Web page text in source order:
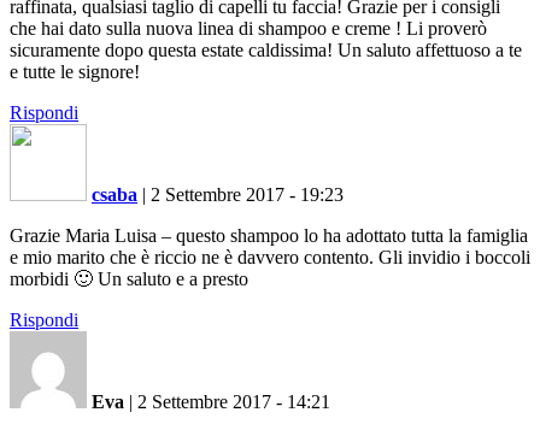
raffinata, qualsiasi taglio di capelli tu faccia! Grazie per i consigli
che hai dato sulla nuova linea di shampoo e creme ! Li proverò
sicuramente dopo questa estate caldissima! Un saluto affettuoso a te
e tutte le signore!
Rispondi
csaba | 2 Settembre 2017 - 19:23
Grazie Maria Luisa – questo shampoo lo ha adottato tutta la famiglia
e mio marito che è riccio ne è davvero contento. Gli invidio i boccoli
morbidi 🙂 Un saluto e a presto
Rispondi
Eva | 2 Settembre 2017 - 14:21